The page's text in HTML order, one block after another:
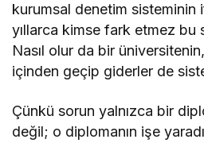
kurumsal denetim sisteminin
yıllarca kimse fark etmez bu
Nasıl olur da bir
içinden geçip giderler de
Çünkü sorun yalnızca bir
değil; o diplomanın işe